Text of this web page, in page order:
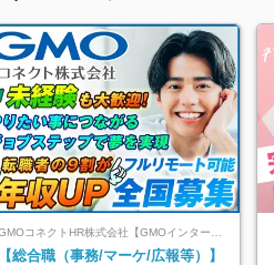
【総合職（事務/マーケ/広報等）】